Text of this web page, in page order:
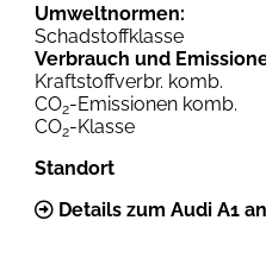
Umweltnormen:
Schadstoffklasse
Verbrauch und
Kraftstoffverbr. komb.
CO2-Emissionen komb.
CO2-Klasse
Standort
Details zum Audi A1